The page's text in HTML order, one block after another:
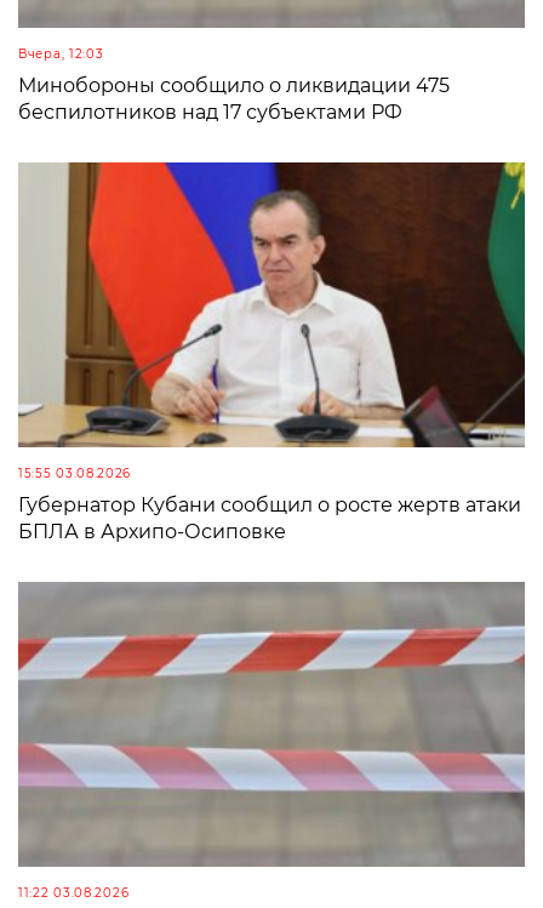
Вчера, 12:03
Минобороны сообщило о ликвидации 475
беспилотников над 17 субъектами РФ
15:55 03.08.2026
Губернатор Кубани сообщил о росте жертв атаки
БПЛА в Архипо-Осиповке
11:22 03.08.2026